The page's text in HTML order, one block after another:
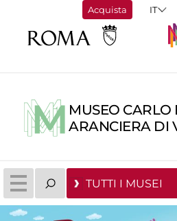
Acquista
MUSEO CARLO
ARANCIERA DI
TUTTI I MUSEI